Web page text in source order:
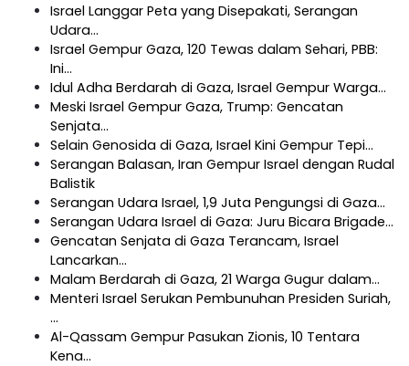
Israel Langgar Peta yang Disepakati, Serangan
Udara…
Israel Gempur Gaza, 120 Tewas dalam Sehari, PBB:
Ini…
Idul Adha Berdarah di Gaza, Israel Gempur Warga…
Meski Israel Gempur Gaza, Trump: Gencatan
Senjata…
Selain Genosida di Gaza, Israel Kini Gempur Tepi…
Serangan Balasan, Iran Gempur Israel dengan Rudal
Balistik
Serangan Udara Israel, 1,9 Juta Pengungsi di Gaza…
Serangan Udara Israel di Gaza: Juru Bicara Brigade…
Gencatan Senjata di Gaza Terancam, Israel
Lancarkan…
Malam Berdarah di Gaza, 21 Warga Gugur dalam…
Menteri Israel Serukan Pembunuhan Presiden Suriah,
…
Al-Qassam Gempur Pasukan Zionis, 10 Tentara
Kena…